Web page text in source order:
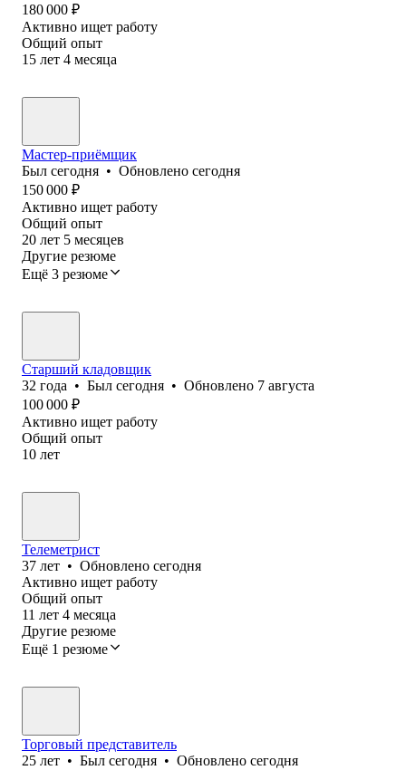
180 000 ₽
Активно ищет работу
Общий опыт
15 лет 4 месяца
Мастер-приёмщик
Был сегодня • Обновлено сегодня
150 000 ₽
Активно ищет работу
Общий опыт
20 лет 5 месяцев
Другие резюме
Ещё 3 резюме
Старший кладовщик
32 года • Был сегодня • Обновлено 7 августа
100 000 ₽
Активно ищет работу
Общий опыт
10 лет
Телеметрист
37 лет • Обновлено сегодня
Активно ищет работу
Общий опыт
11 лет 4 месяца
Другие резюме
Ещё 1 резюме
Торговый представитель
25 лет • Был сегодня • Обновлено сегодня